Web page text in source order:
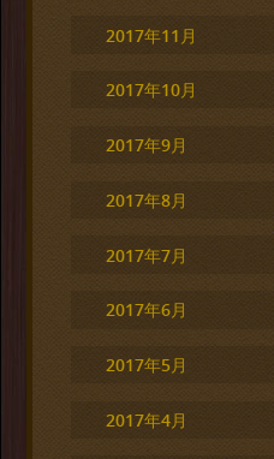
2017年11月
2017年10月
2017年9月
2017年8月
2017年7月
2017年6月
2017年5月
2017年4月